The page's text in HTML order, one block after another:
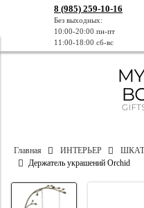
8 (985) 259-10-16
Без выходных:
10:00-20:00 пн-пт
11:00-18:00 сб-вс
Главная ИНТЕРЬЕР
Держатель украшений Orchid